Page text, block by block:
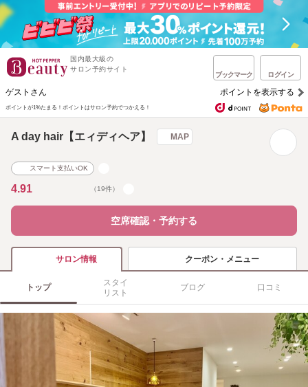
国内最大級の
サロン予約サイト
ブックマーク ログイン
ゲストさん ポイントを表示する
ポイントが1%たまる！ ポイントはサロン予約でつかえる！
A day hair【エィディヘア】 MAP
スマート支払いOK
4.91 （19件）
空席確認・予約する
サロン情報 クーポン・メニュー
トップ
スタイ
リスト
ブログ 口コミ